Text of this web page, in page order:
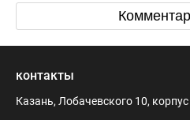
контакты
Казань, Лобачевского 10, корпус